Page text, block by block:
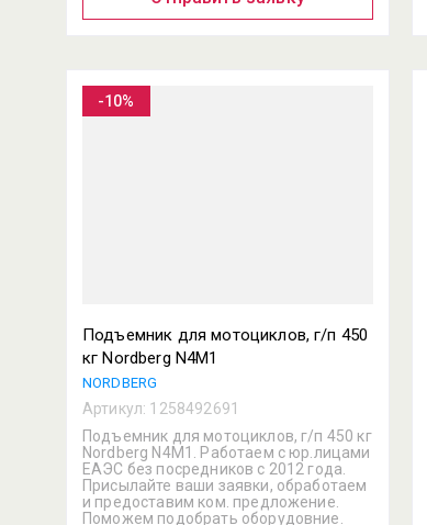
-10%
Подъемник для мотоциклов, г/п 450
кг Nordberg N4M1
NORDBERG
Артикул: 1258492691
Подъемник для мотоциклов, г/п 450 кг
Nordberg N4M1. Работаем с юр.лицами
ЕАЭС без посредников с 2012 года.
Присылайте ваши заявки, обработаем
и предоставим ком. предложение.
Поможем подобрать оборудовние.